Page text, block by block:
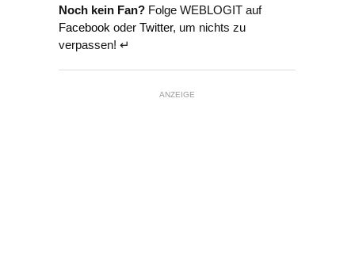
Noch kein Fan? Folge WEBLOGIT auf
Facebook oder Twitter, um nichts zu
verpassen! ↵
ANZEIGE